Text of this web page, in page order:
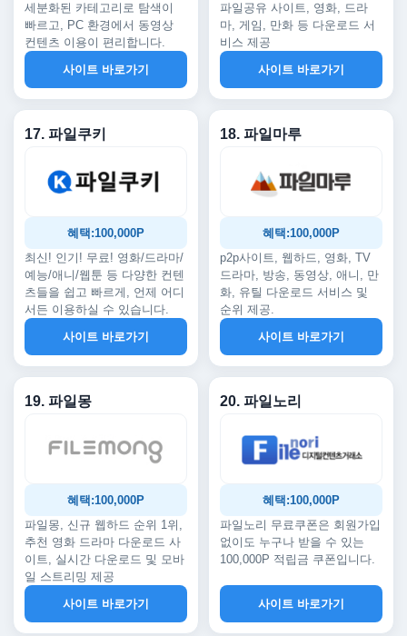
세분화된 카테고리로 탐색이
빠르고, PC 환경에서 동영상
컨텐츠 이용이 편리합니다.
사이트 바로가기
파일공유 사이트, 영화, 드라
마, 게임, 만화 등 다운로드 서
비스 제공
사이트 바로가기
17. 파일쿠키
혜택:100,000P
최신! 인기! 무료! 영화/드라마/
예능/애니/웹툰 등 다양한 컨텐
츠들을 쉽고 빠르게, 언제 어디
서든 이용하실 수 있습니다.
사이트 바로가기
18. 파일마루
혜택:100,000P
p2p사이트, 웹하드, 영화, TV
드라마, 방송, 동영상, 애니, 만
화, 유틸 다운로드 서비스 및
순위 제공.
사이트 바로가기
19. 파일몽
혜택:100,000P
파일몽, 신규 웹하드 순위 1위,
추천 영화 드라마 다운로드 사
이트, 실시간 다운로드 및 모바
일 스트리밍 제공
사이트 바로가기
20. 파일노리
혜택:100,000P
파일노리 무료쿠폰은 회원가입
없이도 누구나 받을 수 있는
100,000P 적립금 쿠폰입니다.
사이트 바로가기